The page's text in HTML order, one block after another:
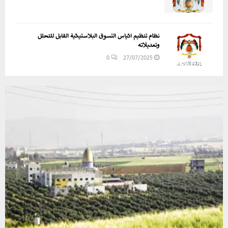
نظام تنظيم اكياس التسوق البلاستيكية القابل للتحلل
وتعديلاته
27/07/2025
0